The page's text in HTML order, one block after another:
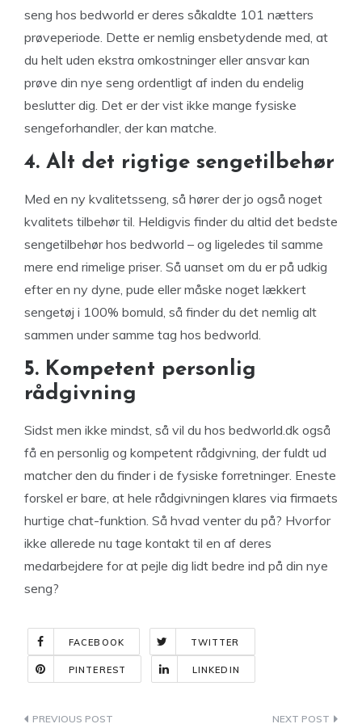
seng hos bedworld er deres såkaldte 101 nætters
prøveperiode. Dette er nemlig ensbetydende med, at
du helt uden ekstra omkostninger eller ansvar kan
prøve din nye seng ordentligt af inden du endelig
beslutter dig. Det er der vist ikke mange fysiske
sengeforhandler, der kan matche.
4. Alt det rigtige sengetilbehør
Med en ny kvalitetsseng, så hører der jo også noget
kvalitets tilbehør til. Heldigvis finder du altid det bedste
sengetilbehør hos bedworld – og ligeledes til samme
mere end rimelige priser. Så uanset om du er på udkig
efter en ny dyne, pude eller måske noget lækkert
sengetøj i 100% bomuld, så finder du det nemlig alt
sammen under samme tag hos bedworld.
5. Kompetent personlig
rådgivning
Sidst men ikke mindst, så vil du hos bedworld.dk også
få en personlig og kompetent rådgivning, der fuldt ud
matcher den du finder i de fysiske forretninger. Eneste
forskel er bare, at hele rådgivningen klares via firmaets
hurtige chat-funktion. Så hvad venter du på? Hvorfor
ikke allerede nu tage kontakt til en af deres
medarbejdere for at pejle dig lidt bedre ind på din nye
seng?
FACEBOOK TWITTER
PINTEREST LINKEDIN